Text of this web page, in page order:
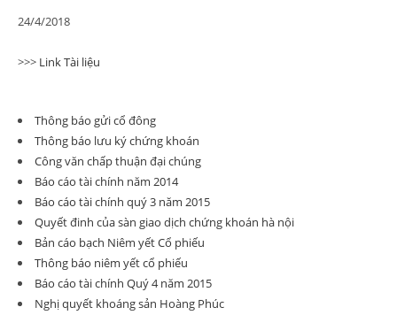
24/4/2018
>>> Link Tài liệu
Thông báo gửi cổ đông
Thông báo lưu ký chứng khoán
Công văn chấp thuận đại chúng
Báo cáo tài chính năm 2014
Báo cáo tài chính quý 3 năm 2015
Quyết đinh của sàn giao dịch chứng khoán hà nội
Bản cáo bạch Niêm yết Cổ phiếu
Thông báo niêm yết cổ phiếu
Báo cáo tài chính Quý 4 năm 2015
Nghị quyết khoáng sản Hoàng Phúc